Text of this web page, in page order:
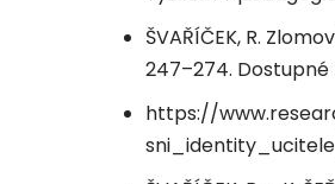
ŠVAŘÍČEK, R.
247–274. Dostupné
https://
sni_identity_ucitele